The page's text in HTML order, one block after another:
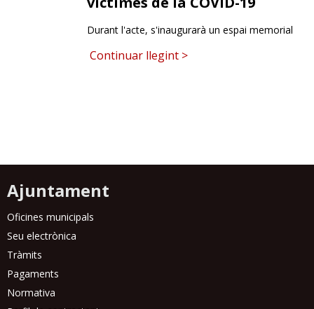
Durant l'acte, s'inaugurarà un espai memorial
Continuar llegint >
Ajuntament
Oficines municipals
Seu electrònica
Tràmits
Pagaments
Normativa